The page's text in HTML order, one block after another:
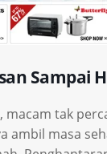
Sampai
macam tak
ambil masa